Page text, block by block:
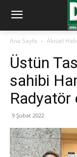
Ana Sayfa Aktüel
Üstün
sahibi
Radyatör
9 Şubat 2022